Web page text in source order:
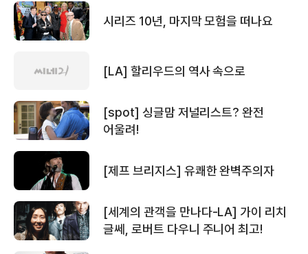
시리즈 10년, 마지막 모험을 떠나요
[LA] 할리우드의 역사 속으로
[spot] 싱글맘 저널리스트? 완전
어울려!
[제프 브리지스] 유쾌한 완벽주의자
[세계의 관객을 만나다-LA] 가이 리치
글쎄, 로버트 다우니 주니어 최고!